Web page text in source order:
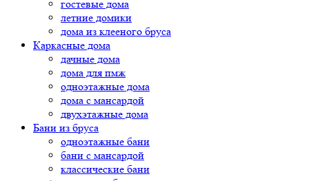
гостевые дома
летние домики
дома из клееного бруса
Каркасные дома
дачные дома
дома для пмж
одноэтажные дома
дома с мансардой
двухэтажные дома
Бани из бруса
одноэтажные бани
бани с мансардой
классические бани